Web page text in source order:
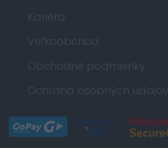
Kariéra
Veľkoobchod
Obchodné podmienky
Ochrana osobných údajov